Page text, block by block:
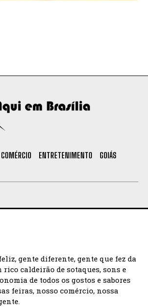
COMÉRCIO ENTRETENIMENTO
GOIÁS
gente diferente, gente que fez da
rico caldeirão de sotaques, sons e
de todos os gostos e sabores
feiras, nosso comércio, nossa